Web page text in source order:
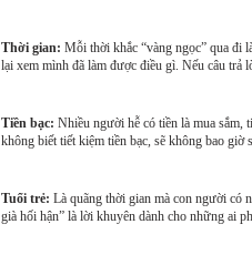
Thời gian: Mỗi thời khắc “vàng ngọc” qua đi
lại xem mình đã làm được điều gì. Nếu câu trả
Tiền bạc: Nhiều người hễ có tiền là mua
không biết tiết kiệm tiền bạc, sẽ không bao giờ
Tuổi trẻ: Là quãng thời gian mà con người có
già hối hận” là lời khuyên dành cho những ai